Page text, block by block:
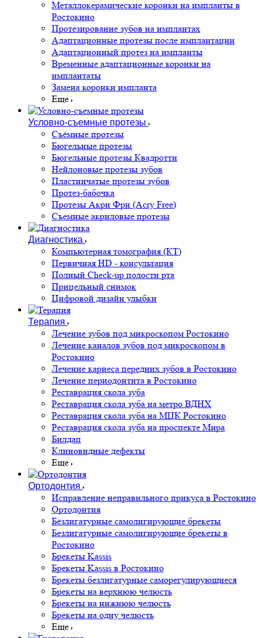
Металлокерамические коронки на импланты в
Ростокино
Протезирование зубов на имплантах
Адаптационные протезы после имплантации
Адаптационный протез на импланты
Временные адаптационные коронки на
имплантаты
Замена коронки импланта
Еще
Условно-съемные протезы
Съёмные протезы
Бюгельные протезы
Бюгельные протезы Квадротти
Нейлоновые протезы зубов
Пластинчатые протезы зубов
Протез-бабочка
Протезы Акри Фри (Acry Free)
Съемные акриловые протезы
Диагностика
Компьютерная томография (КТ)
Первичная HD - консультация
Полный Check-up полости рта
Прицельный снимок
Цифровой дизайн улыбки
Терапия
Лечение зубов под микроскопом Ростокино
Лечение каналов зубов под микроскопом в
Ростокино
Лечение кариеса передних зубов в Ростокино
Лечение периодонтита в Ростокино
Реставрация скола зуба
Реставрация скола зуба на метро ВДНХ
Реставрация скола зуба на МЦК Ростокино
Реставрация скола зуба на проспекте Мира
Билдап
Клиновидные дефекты
Еще
Ортодонтия
Исправление неправильного прикуса в Ростокино
Ортодонтия
Безлигатурные самолигирующие брекеты
Безлигатурные самолигирующие брекеты в
Ростокино
Брекеты Kassis
Брекеты Kassis в Ростокино
Брекеты безлигатурные саморегулирующиеся
Брекеты на верхнюю челюсть
Брекеты на нижнюю челюсть
Брекеты на одну челюсть
Еще